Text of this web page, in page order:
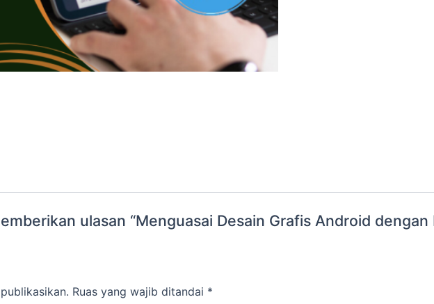
ulasan “Menguasai Desain Grafis Android dengan
Ruas yang wajib ditandai *